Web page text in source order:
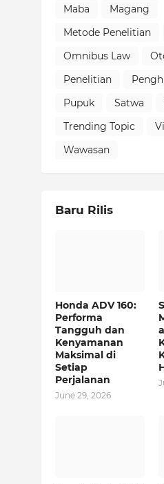
Maba
Magang
Metode Penelitian
Omnibus Law
Penelitian
Pupuk
Satwa
Trending Topic
Wawasan
Baru Rilis
Honda ADV 160:
Performa
Tangguh dan
Kenyamanan
Maksimal di
Setiap
Perjalanan
June 29, 2026